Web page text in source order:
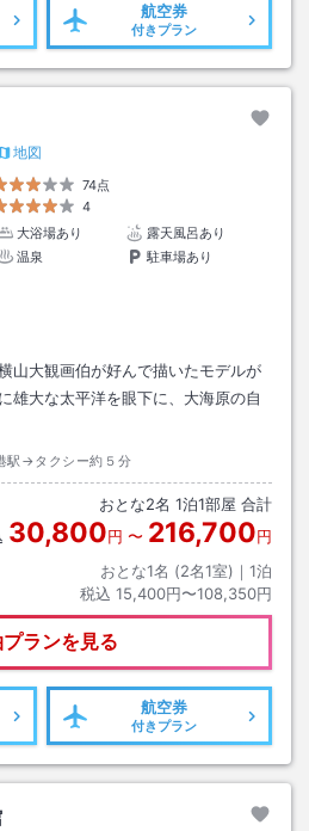
航空券
付きプラン
地図
74点
4
大浴場あり
露天風呂あり
温泉
駐車場あり
山大観画伯が好んで描いたモデルが
雄大な太平洋を眼下に、大海原の自
駅→タクシー約５分
おとな2名 1泊1部屋 合計
30,800円 〜 216,700円
おとな1名 (2名1室)｜ 1泊
税込 15,400円〜108,350円
ランを見る
航空券
付きプラン